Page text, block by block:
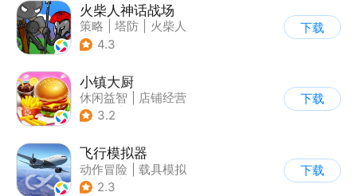
火柴人神话战场
策略 塔防
火柴人
| 休闲益智
4.3
下载
小镇大厨
休闲益智
店铺经营
| 美食
3.2
下载
飞行模拟器
动作冒险
载具模拟
| 飞机
2.3
下载